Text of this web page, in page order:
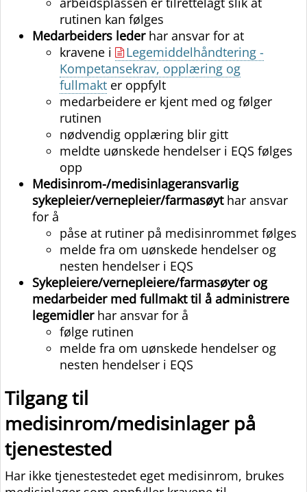
rutinen kan følges
Medarbeiders leder har ansvar for at
kravene i
Legemiddelhåndtering -
Kompetansekrav, opplæring og
fullmakt er oppfylt
medarbeidere er kjent med og følger
rutinen
nødvendig opplæring blir gitt
meldte uønskede hendelser i EQS følges
opp
Medisinrom-/medisinlageransvarlig
sykepleier/vernepleier/farmasøythar ansvar
for å
påse at rutiner på medisinrommet følges
melde fra om uønskede hendelser og
nesten hendelser i EQS
Sykepleiere/vernepleiere/farmasøyter og
medarbeider med fullmakt til å administrere
legemidler har ansvar for å
følge rutinen
melde fra om uønskede hendelser og
nesten hendelser i EQS
Tilgang til
medisinrom/medisinlager på
tjenestested
Har ikke tjenestestedet eget medisinrom, brukes